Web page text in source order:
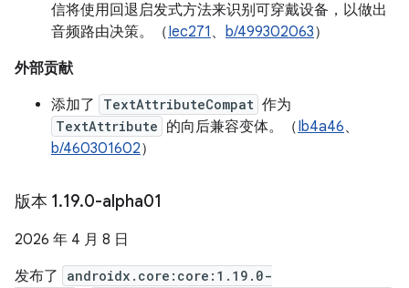
信将使用回退启发式方法来识别可穿戴设备，以做出
音频路由决策。（Iec271 、 b/499302063）
外部贡献
添加了
TextAttributeCompat 作为
TextAttribute 的向后兼容变体。（Ib4a46、
b/460301602）
版本 1.19.0-alpha01
2026 年 4 月 8 日
发布了
androidx.core:core:1.19.0-